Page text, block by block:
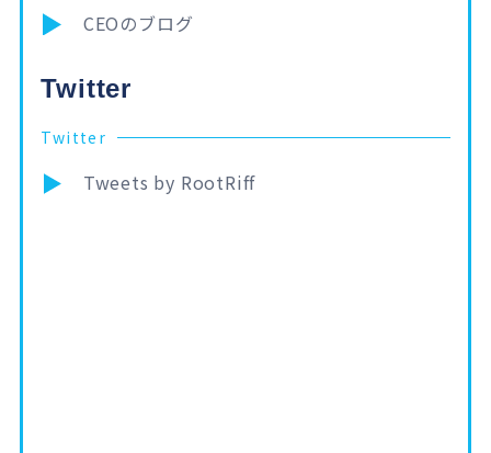
CEOのブログ
Twitter
Twitter
Tweets by RootRiff